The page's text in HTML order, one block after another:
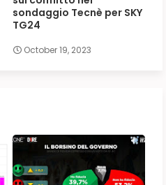
sondaggio Tecnè per SKY
TG24
October 19, 2023